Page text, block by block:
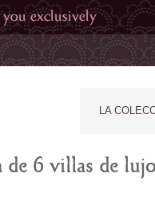
LA
de 6 villas de